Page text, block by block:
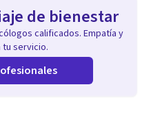
de bienestar
calificados. Empatía y
tu servicio.